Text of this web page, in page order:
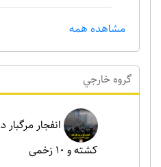
مشاهده همه
گروه خارجي
کشته و ۱۰ زخمی